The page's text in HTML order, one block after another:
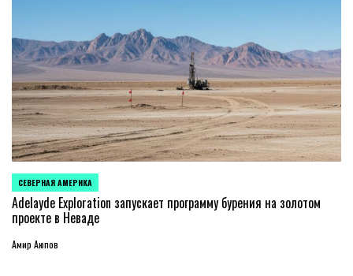
ОПУБЛИКОВАНО
В
СЕВЕРНАЯ АМЕРИКА
Adelayde Exploration запускает программу бурения на золотом
проекте в Неваде
Амир Аюпов